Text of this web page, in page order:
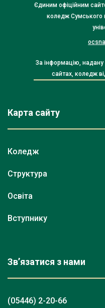
Єдиним офіційним
коледж Сумського
За інформацію,
сайтах, коледж
Карта сайту
Коледж
Структура
Освіта
Вступнику
Зв’язатися з нами
(05446) 2-20-66